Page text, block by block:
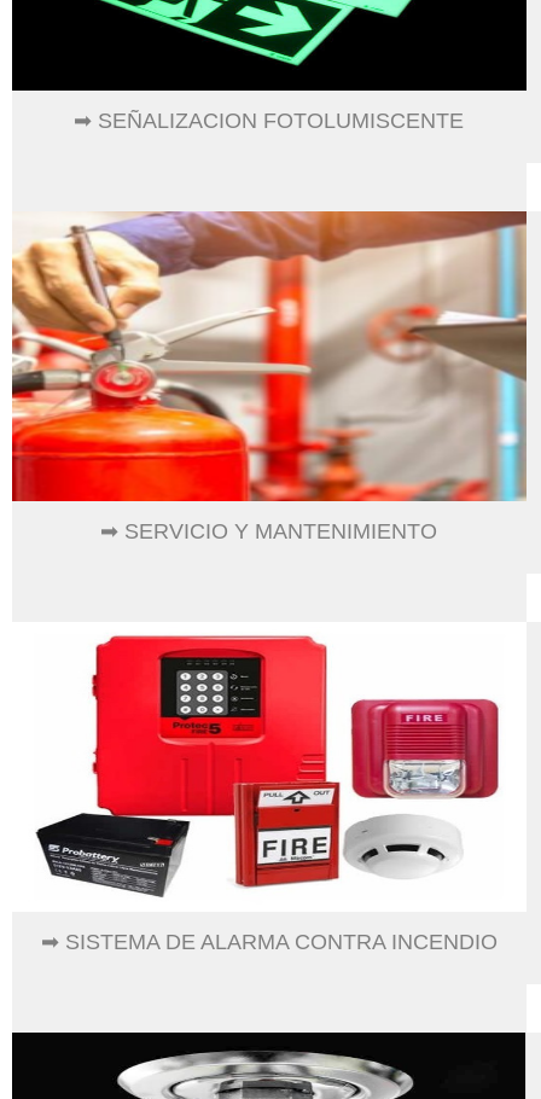
➡ SEÑALIZACION FOTOLUMISCENTE
➡ SERVICIO Y MANTENIMIENTO
➡ SISTEMA DE ALARMA CONTRA INCENDIO